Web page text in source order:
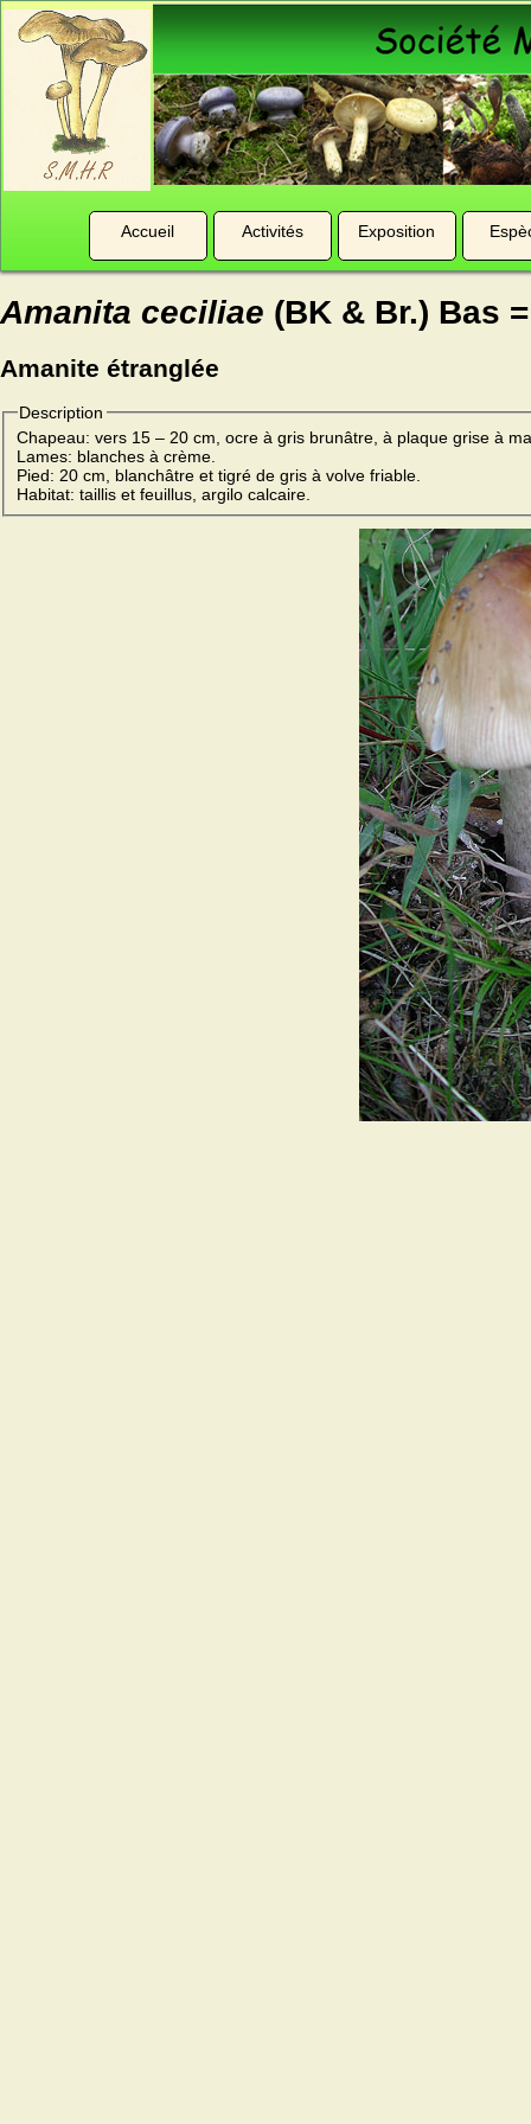
Accueil Activités Exposition
Amanita ceciliae (BK & Br.) Bas
Amanite étranglée
Description
Chapeau: vers 15 – 20 cm, ocre à gris brunâtre, à plaque grise à
Lames: blanches à crème.
Pied: 20 cm, blanchâtre et tigré de gris à volve friable.
Habitat: taillis et feuillus, argilo calcaire.